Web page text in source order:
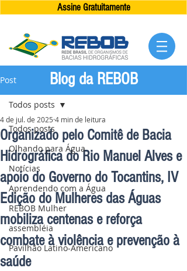
Assine Gratuitamente
Post
Todos posts
Olhando para Água
Notícias
Aprendendo com a Água
REBOB Mulher
assembléia
Pavilhão Latino-Americano
Todos posts
Organizado pelo Comitê de Bacia
Hidrográfica do Rio Manuel Alves e
apoio do Governo do Tocantins, IV
Edição do Mulheres das Águas
mobiliza centenas e reforça
combate à violência e prevenção à
saúde
4 de jul. de 2025 4 min de leitura
Blog da REBOB